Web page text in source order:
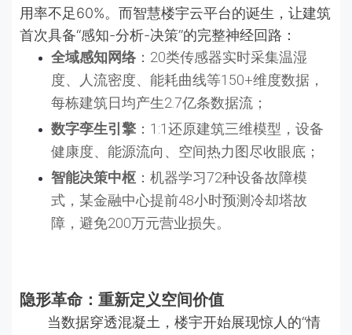
用率不足60%。而智慧楼宇云平台的诞生，让建筑
首次具备“感知-分析-决策”的完整神经回路：
全域感知网络：20类传感器实时采集温湿
度、人流密度、能耗曲线等150+维度数据，
每栋建筑日均产生2.7亿条数据流；
数字孪生引擎 ：1:1还原建筑三维模型，设备
健康度、能源流向、空间热力图尽收眼底；
智能决策中枢 ：机器学习72种设备故障模
式，某金融中心提前48小时预测冷却塔故
障，避免200万元营业损失。
隐形革命：重新定义空间价值
当数据穿透混凝土，楼宇开始展现惊人的“情